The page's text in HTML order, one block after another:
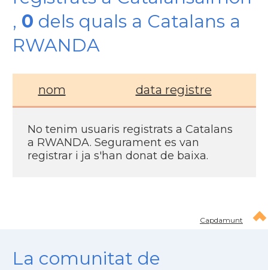
, 0 dels quals a Catalans a
RWANDA
nom data registre
No tenim usuaris registrats a Catalans
a RWANDA. Segurament es van
registrar i ja s'han donat de baixa.
Capdamunt
La comunitat de